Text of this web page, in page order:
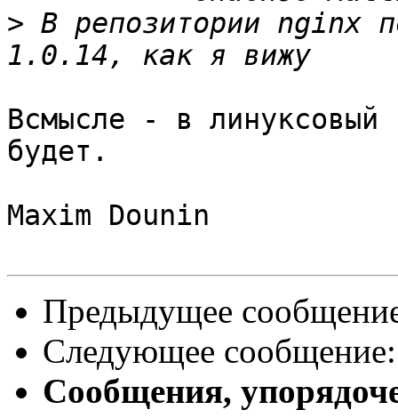
> В репозитории nginx
Всмысле - в линуксовый
будет.
Maxim Dounin
Предыдущее
Следующее
Сообщения,